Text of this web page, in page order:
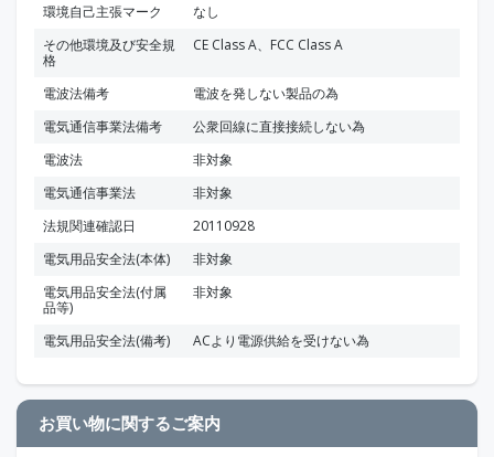
環境自己主張マーク
なし
その他環境及び安全規
格
CE Class A、FCC Class A
電波法備考
電波を発しない製品の為
電気通信事業法備考
公衆回線に直接接続しない為
電波法
非対象
電気通信事業法
非対象
法規関連確認日
20110928
電気用品安全法(本体)
非対象
電気用品安全法(付属
品等)
非対象
電気用品安全法(備考) ACより電源供給を受けない為
お買い物に関するご案内